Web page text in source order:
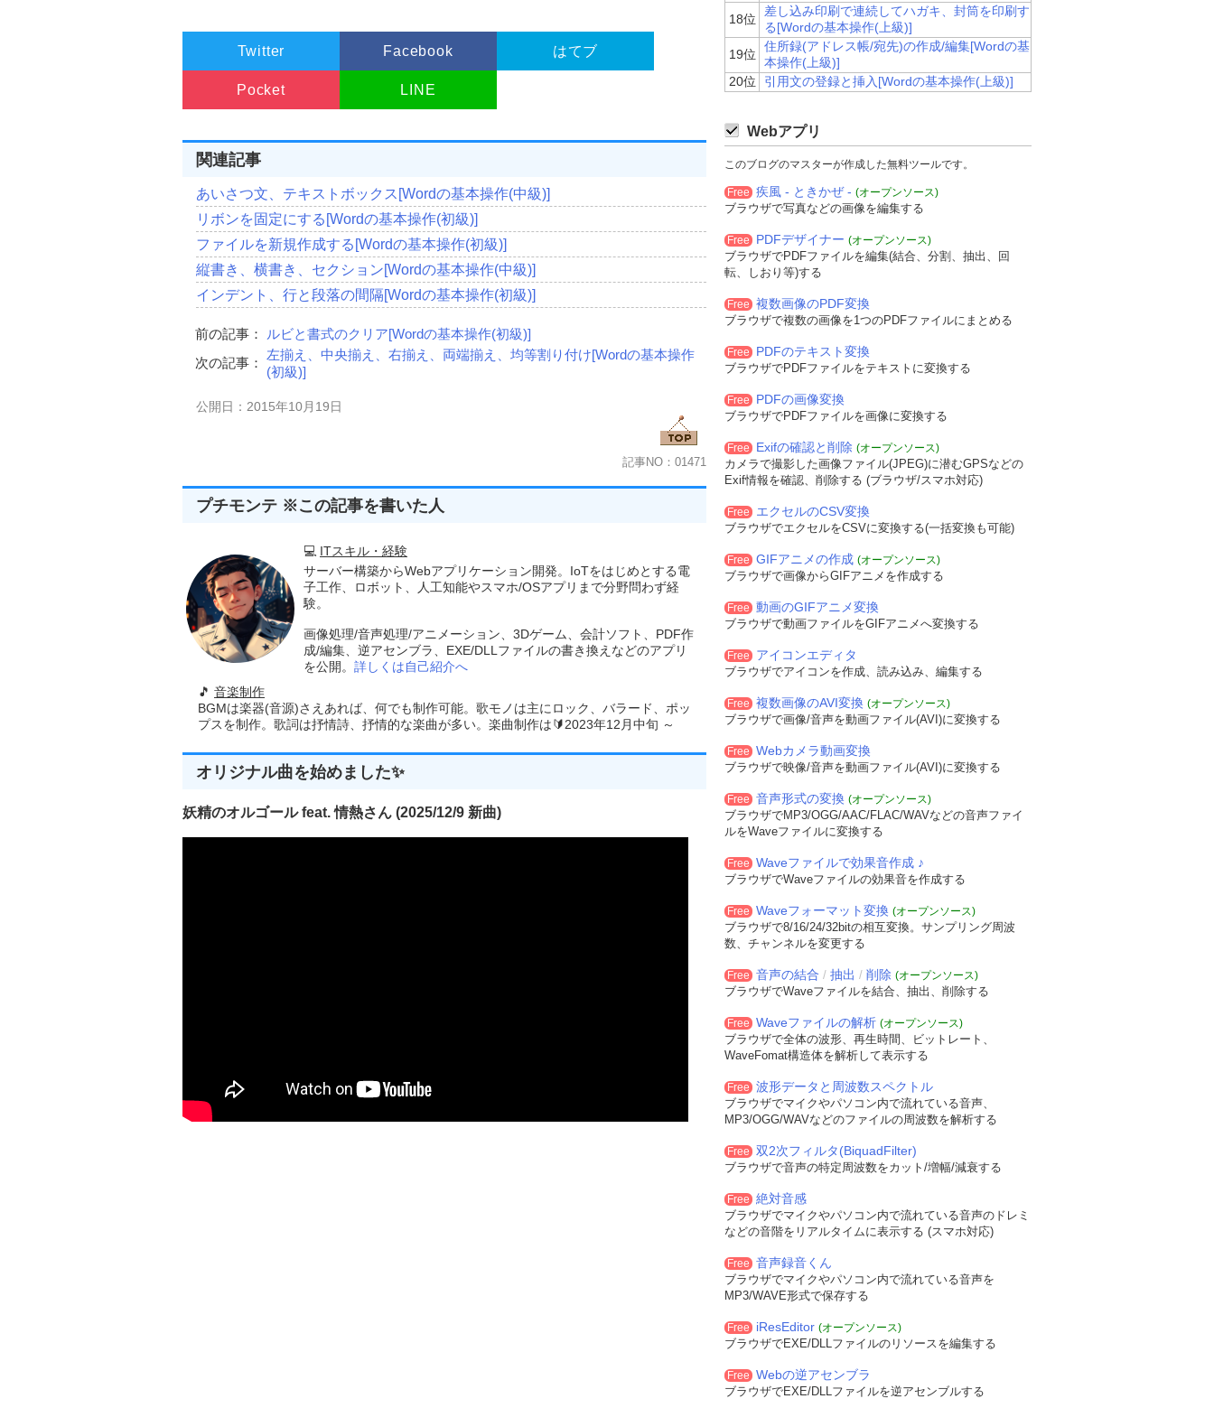
Twitter Facebook はてブ
Pocket LINE
関連記事
あいさつ文、テキストボックス[Wordの基本操作(中級)]
リボンを固定にする[Wordの基本操作(初級)]
ファイルを新規作成する[Wordの基本操作(初級)]
縦書き、横書き、セクション[Wordの基本操作(中級)]
インデント、行と段落の間隔[Wordの基本操作(初級)]
前の記事：
ルビと書式のクリア[Wordの基本操作(初級)]
次の記事：
左揃え、中央揃え、右揃え、両端揃え、均等割り付け[Wordの基本操作
(初級)]
公開日：2015年10月19日
記事NO：01471
プチモンテ ※この記事を書いた人
💻 ITスキル・経験
サーバー構築からWebアプリケーション開発。IoTをはじめとする電
子工作、ロボット、人工知能やスマホ/OSアプリまで分野問わず経
験。
画像処理/音声処理/アニメーション、3Dゲーム、会計ソフト、PDF作
成/編集、逆アセンブラ、EXE/DLLファイルの書き換えなどのアプリ
を公開。 詳しくは自己紹介へ
🎵 音楽制作
BGMは楽器(音源)さえあれば、何でも制作可能。歌モノは主にロック、バラード、ポッ
プスを制作。歌詞は抒情詩、抒情的な楽曲が多い。楽曲制作は🔰2023年12月中旬 ～
オリジナル曲を始めました✨
妖精のオルゴール feat. 情熱さん (2025/12/9 新曲)
18位
差し込み印刷で連続してハガキ、封筒を印刷す
る[Wordの基本操作(上級)]
19位
住所録(アドレス帳/宛先)の作成/編集[Wordの基
本操作(上級)]
20位
引用文の登録と挿入[Wordの基本操作(上級)]
Webアプリ
このブログのマスターが作成した無料ツールです。
Free 疾風 - ときかぜ - (オープンソース)
ブラウザで写真などの画像を編集する
Free PDFデザイナー (オープンソース)
ブラウザでPDFファイルを編集(結合、分割、抽出、回
転、しおり等)する
Free 複数画像のPDF変換
ブラウザで複数の画像を1つのPDFファイルにまとめる
Free PDFのテキスト変換
ブラウザでPDFファイルをテキストに変換する
Free PDFの画像変換
ブラウザでPDFファイルを画像に変換する
Free Exifの確認と削除 (オープンソース)
カメラで撮影した画像ファイル(JPEG)に潜むGPSなどの
Exif情報を確認、削除する (ブラウザ/スマホ対応)
Free エクセルのCSV変換
ブラウザでエクセルをCSVに変換する(一括変換も可能)
Free GIFアニメの作成 (オープンソース)
ブラウザで画像からGIFアニメを作成する
Free 動画のGIFアニメ変換
ブラウザで動画ファイルをGIFアニメへ変換する
Free アイコンエディタ
ブラウザでアイコンを作成、読み込み、編集する
Free 複数画像のAVI変換 (オープンソース)
ブラウザで画像/音声を動画ファイル(AVI)に変換する
Free Webカメラ動画変換
ブラウザで映像/音声を動画ファイル(AVI)に変換する
Free 音声形式の変換 (オープンソース)
ブラウザでMP3/OGG/AAC/FLAC/WAVなどの音声ファイ
ルをWaveファイルに変換する
Free Waveファイルで効果音作成 ♪
ブラウザでWaveファイルの効果音を作成する
Free Waveフォーマット変換 (オープンソース)
ブラウザで8/16/24/32bitの相互変換。サンプリング周波
数、チャンネルを変更する
Free 音声の結合 / 抽出 / 削除 (オープンソース)
ブラウザでWaveファイルを結合、抽出、削除する
Free Waveファイルの解析 (オープンソース)
ブラウザで全体の波形、再生時間、ビットレート、
WaveFomat構造体を解析して表示する
Free 波形データと周波数スペクトル
ブラウザでマイクやパソコン内で流れている音声、
MP3/OGG/WAVなどのファイルの周波数を解析する
Free 双2次フィルタ(BiquadFilter)
ブラウザで音声の特定周波数をカット/増幅/減衰する
Free 絶対音感
ブラウザでマイクやパソコン内で流れている音声のドレミ
などの音階をリアルタイムに表示する (スマホ対応)
Free 音声録音くん
ブラウザでマイクやパソコン内で流れている音声を
MP3/WAVE形式で保存する
Free iResEditor (オープンソース)
ブラウザでEXE/DLLファイルのリソースを編集する
Free Webの逆アセンブラ
ブラウザでEXE/DLLファイルを逆アセンブルする